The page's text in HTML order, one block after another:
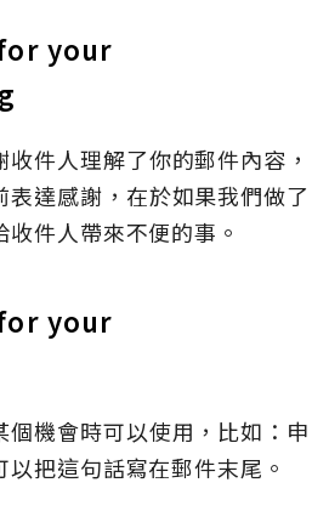
your
件人理解了你的郵件內容，
達感謝，在於如果我們做了
件人帶來不便的事。
your
個機會時可以使用，比如：申
把這句話寫在郵件末尾。